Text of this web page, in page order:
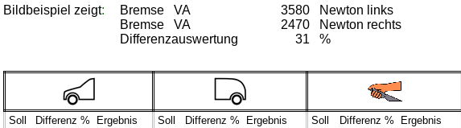
Bildbeispiel zeigt: Bremse VA 3580 Newton links
Bremse VA
2470 Newton rechts
Differenzauswertung
31 %
Soll Differenz % Ergebnis Soll Differenz % Ergebnis Soll Differenz % Ergebnis